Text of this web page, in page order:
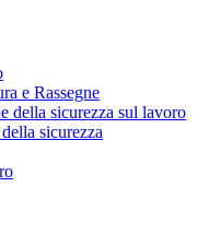
e Rassegne
della sicurezza sul lavoro
sicurezza